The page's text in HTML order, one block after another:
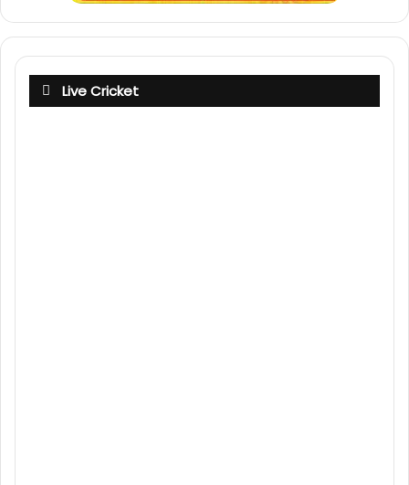
Live Cricket